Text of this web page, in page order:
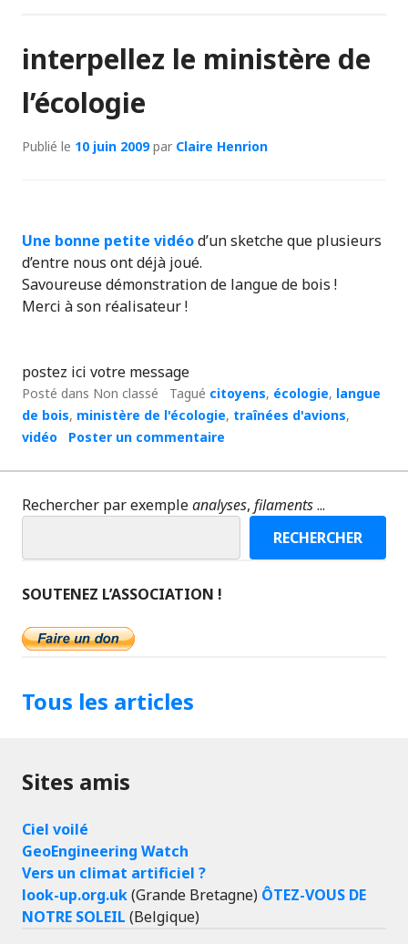
interpellez le ministère de
l’écologie
Publié le 10 juin 2009par Claire Henrion
Une bonne petite vidéod’un sketche que plusieurs
d’entre nous ont déjà joué.
Savoureuse démonstration de langue de bois !
Merci à son réalisateur !
postez ici votre message
Posté dans Non classé Tagué citoyens, écologie, langue
de bois, ministère de l'écologie, traînées d'avions,
vidéo
Poster un commentaire
Rechercher par exempleanalyses, filaments...
RECHERCHER
SOUTENEZ L’ASSOCIATION !
Tous les articles
Sites amis
Ciel voilé
GeoEngineering Watch
Vers un climat artificiel ?
look-up.org.uk(Grande Bretagne) ÔTEZ-VOUS DE
NOTRE SOLEIL (Belgique)